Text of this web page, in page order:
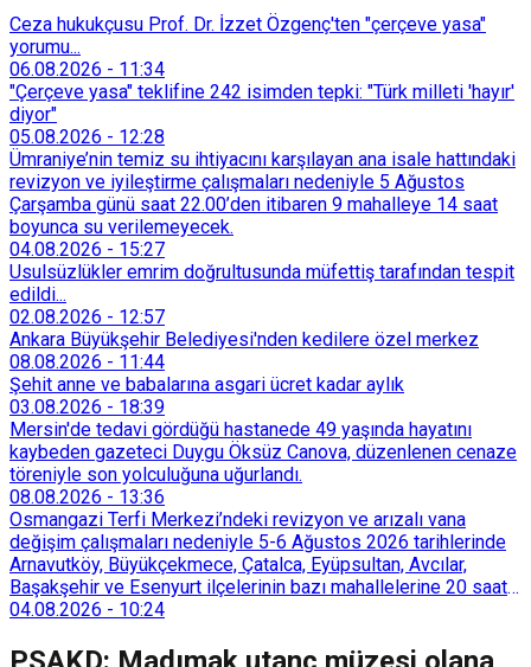
Ceza hukukçusu Prof. Dr. İzzet Özgenç'ten "çerçeve yasa"
yorumu...
06.08.2026 - 11:34
"Çerçeve yasa" teklifine 242 isimden tepki: "Türk milleti 'hayır'
diyor"
05.08.2026 - 12:28
Ümraniye’nin temiz su ihtiyacını karşılayan ana isale hattındaki
revizyon ve iyileştirme çalışmaları nedeniyle 5 Ağustos
Çarşamba günü saat 22.00’den itibaren 9 mahalleye 14 saat
boyunca su verilemeyecek.
04.08.2026 - 15:27
Usulsüzlükler emrim doğrultusunda müfettiş tarafından tespit
edildi...
02.08.2026 - 12:57
Ankara Büyükşehir Belediyesi'nden kedilere özel merkez
08.08.2026 - 11:44
Şehit anne ve babalarına asgari ücret kadar aylık
03.08.2026 - 18:39
Mersin'de tedavi gördüğü hastanede 49 yaşında hayatını
kaybeden gazeteci Duygu Öksüz Canova, düzenlenen cenaze
töreniyle son yolculuğuna uğurlandı.
08.08.2026 - 13:36
Osmangazi Terfi Merkezi’ndeki revizyon ve arızalı vana
değişim çalışmaları nedeniyle 5-6 Ağustos 2026 tarihlerinde
Arnavutköy, Büyükçekmece, Çatalca, Eyüpsultan, Avcılar,
Başakşehir ve Esenyurt ilçelerinin bazı mahallelerine 20 saat
süreyle su verilemeyecek.
04.08.2026 - 10:24